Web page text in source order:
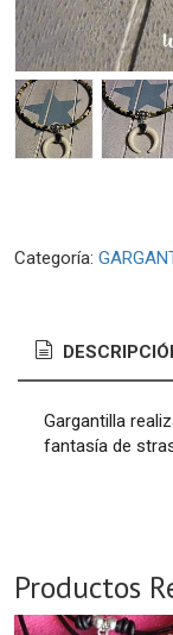
Categoría:
Gargantilla
fantasía de
Productos